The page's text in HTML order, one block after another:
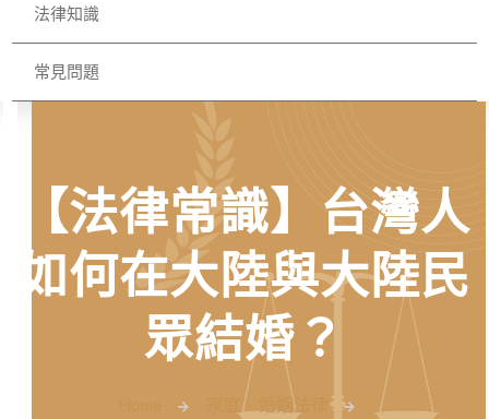
法律知識
常見問題
【法律常識】台灣人
如何在大陸與大陸民
眾結婚？
家庭．婚姻法律